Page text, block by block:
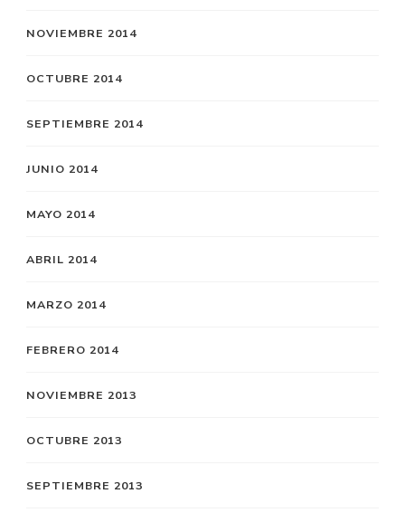
NOVIEMBRE 2014
OCTUBRE 2014
SEPTIEMBRE 2014
JUNIO 2014
MAYO 2014
ABRIL 2014
MARZO 2014
FEBRERO 2014
NOVIEMBRE 2013
OCTUBRE 2013
SEPTIEMBRE 2013